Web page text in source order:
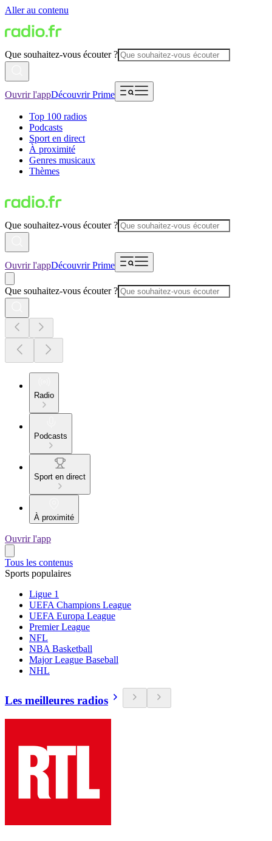
Aller au contenu
Que souhaitez-vous écouter ?
Ouvrir l'appDécouvrir Prime
Top 100 radios
Podcasts
Sport en direct
À proximité
Genres musicaux
Thèmes
Que souhaitez-vous écouter ?
Ouvrir l'appDécouvrir Prime
Que souhaitez-vous écouter ?
Radio
Podcasts
Sport en direct
À proximité
Ouvrir l'app
Tous les contenus
Sports populaires
Ligue 1
UEFA Champions League
UEFA Europa League
Premier League
NFL
NBA Basketball
Major League Baseball
NHL
Les meilleures radios